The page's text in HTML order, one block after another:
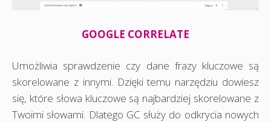
GOOGLE CORRELATE
Umożliwia sprawdzenie czy dane frazy kluczowe są
skorelowane z innymi. Dzięki temu narzędziu dowiesz
się, które słowa kluczowe są najbardziej skorelowane z
Twoimi słowami. Dlatego GC służy do odkrycia nowych